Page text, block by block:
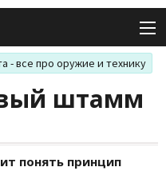
- все про оружие и технику
штамм
понять принцип